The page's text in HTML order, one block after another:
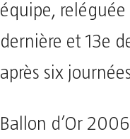
équipe,
dernière et 13e
après six
Ballon d’Or